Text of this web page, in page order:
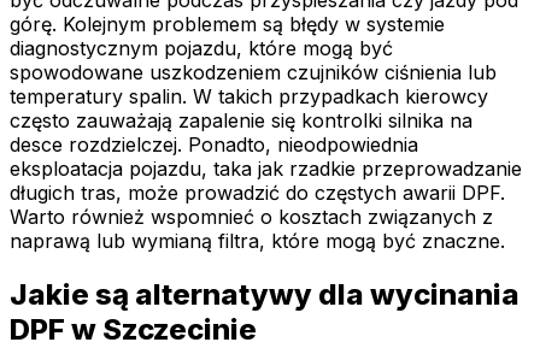
górę. Kolejnym problemem są błędy w systemie
diagnostycznym pojazdu, które mogą być
spowodowane uszkodzeniem czujników ciśnienia lub
temperatury spalin. W takich przypadkach kierowcy
często zauważają zapalenie się kontrolki silnika na
desce rozdzielczej. Ponadto, nieodpowiednia
eksploatacja pojazdu, taka jak rzadkie przeprowadzanie
długich tras, może prowadzić do częstych awarii DPF.
Warto również wspomnieć o kosztach związanych z
naprawą lub wymianą filtra, które mogą być znaczne.
Jakie są alternatywy dla wycinania
DPF w Szczecinie